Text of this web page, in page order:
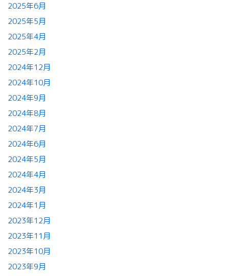
2025年6月
2025年5月
2025年4月
2025年2月
2024年12月
2024年10月
2024年9月
2024年8月
2024年7月
2024年6月
2024年5月
2024年4月
2024年3月
2024年1月
2023年12月
2023年11月
2023年10月
2023年9月